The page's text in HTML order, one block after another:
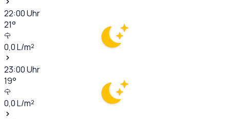
22:00Uhr
21°
0,0L/m²
23:00Uhr
19°
0,0L/m²